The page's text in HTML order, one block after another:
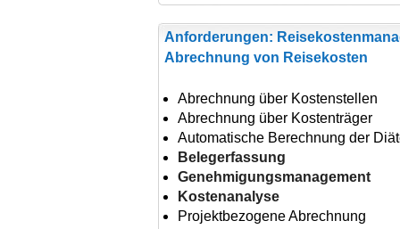
Anforderungen:
Abrechnung von Reisekosten
Abrechnung über Kostenstellen
Abrechnung über Kostenträger
Automatische Berechnung der
Belegerfassung
Genehmigungsmanagement
Kostenanalyse
Projektbezogene Abrechnung